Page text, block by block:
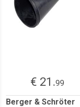
€ 21.99
Berger & Schröter